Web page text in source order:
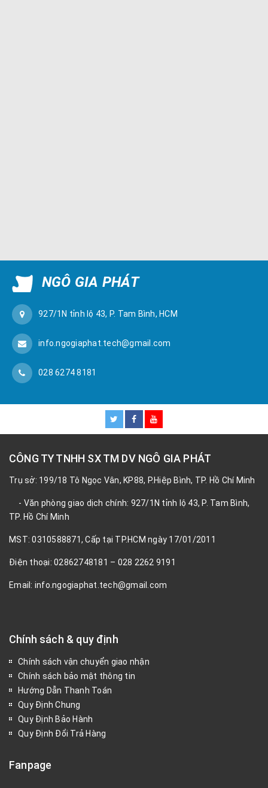
NGÔ GIA PHÁT
927/1N tỉnh lộ 43, P. Tam Bình, HCM
info.ngogiaphat.tech@gmail.com
028 6274 8181
CÔNG TY TNHH SX TM DV NGÔ GIA PHÁT
Trụ sở: 199/18 Tô Ngọc Vân, KP88, P.Hiệp Bình, TP. Hồ Chí Minh
- Văn phòng giao dịch chính: 927/1N tỉnh lộ 43, P. Tam Bình,
TP. Hồ Chí Minh
MST: 0310588871, Cấp tại TP.HCM ngày 17/01/2011
Điện thoại: 02862748181 – 028 2262 9191
Email: info.ngogiaphat.tech@gmail.com
Chính sách & quy định
Chính sách vận chuyển giao nhận
Chính sách bảo mật thông tin
Hướng Dẫn Thanh Toán
Quy Định Chung
Quy Định Bảo Hành
Quy Định Đổi Trả Hàng
Fanpage